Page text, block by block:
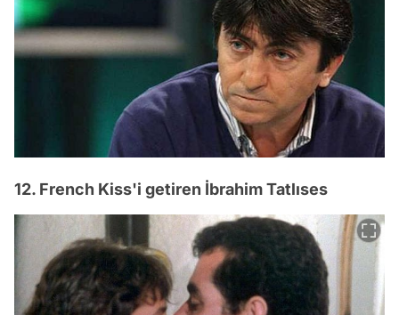
12. French Kiss'i getiren İbrahim Tatlıses